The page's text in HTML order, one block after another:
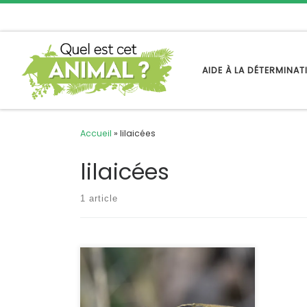
AIDE À LA
Accueil » lilaicées
lilaicées
1 article
n’a été rencontrée qu’en Corse. La
présence de l’agapanthie de